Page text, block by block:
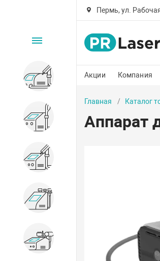
Пермь, ул.
Акции Компания
Каталог
Для удаления пигмента
Для эпиляции
Для коррекции фигуры
Главная Каталог
Аппарат